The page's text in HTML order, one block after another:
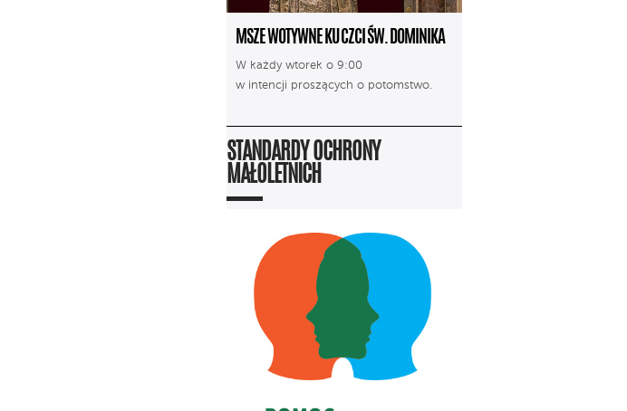
MSZE WOTYWNE KU CZCI ŚW. DOMINIKA
W każdy wtorek o 9:00
w intencji proszących o potomstwo.
STANDARDY OCHRONY
MAŁOLETNICH